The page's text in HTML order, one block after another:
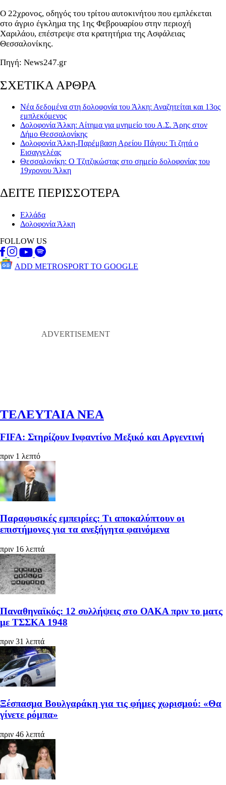
Ο 22χρονος, οδηγός του τρίτου αυτοκινήτου που εμπλέκεται
στο άγριο έγκλημα της 1ης Φεβρουαρίου στην περιοχή
Χαριλάου, επέστρεψε στα κρατητήρια της Ασφάλειας
Θεσσαλονίκης.
Πηγή: News247.gr
ΣΧΕΤΙΚΑ ΑΡΘΡΑ
Νέα δεδομένα στη δολοφονία του Άλκη: Αναζητείται και 13ος
εμπλεκόμενος
Δολοφονία Άλκη: Αίτημα για μνημείο του Α.Σ. Άρης στον
Δήμο Θεσσαλονίκης
Δολοφονία Άλκη-Παρέμβαση Αρείου Πάγου: Τι ζητά ο
Εισαγγελέας
Θεσσαλονίκη: Ο Τζιτζικώστας στο σημείο δολοφονίας του
19χρονου Άλκη
ΔΕΙΤΕ ΠΕΡΙΣΣΟΤΕΡΑ
Ελλάδα
Δολοφονία Άλκη
FOLLOW US
ADD METROSPORT TO GOOGLE
ΤΕΛΕΥΤΑΙΑ ΝΕΑ
FIFA: Στηρίζουν Ινφαντίνο Μεξικό και Αργεντινή
πριν 1 λεπτό
Παραφυσικές εμπειρίες: Τι αποκαλύπτουν οι
επιστήμονες για τα ανεξήγητα φαινόμενα
πριν 16 λεπτά
Παναθηναϊκός: 12 συλλήψεις στο ΟΑΚΑ πριν το ματς
με ΤΣΣΚΑ 1948
πριν 31 λεπτά
Ξέσπασμα Βουλγαράκη για τις φήμες χωρισμού: «Θα
γίνετε ρόμπα»
πριν 46 λεπτά